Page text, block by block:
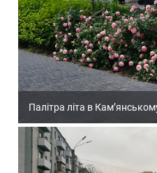
Палітра літа в